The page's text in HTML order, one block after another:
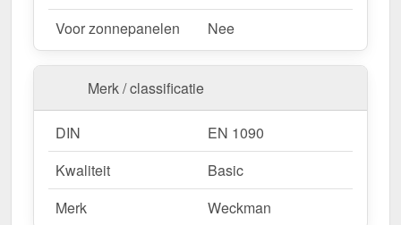
Voor zonnepanelen
Nee
Merk / classificatie
DIN
EN 1090
Kwaliteit
Basic
Merk
Weckman